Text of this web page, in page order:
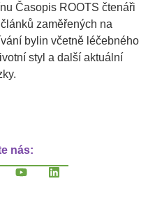
Časopis ROOTS čtenáři
zaměřených na
bylin včetně léčebného
styl a další aktuální
nás: